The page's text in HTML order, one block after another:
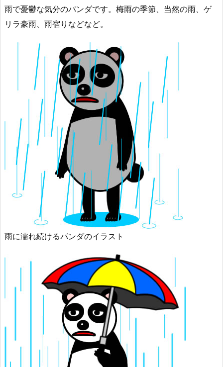
雨で憂鬱な気分のパンダです。梅雨の季節、当然の雨、ゲ
リラ豪雨、雨宿りなどなど。
雨に濡れ続けるパンダのイラスト